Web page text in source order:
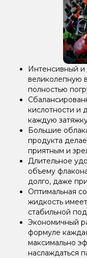
Интенсивный и
великолепную
полностью
кислотности и
каждую
Большие
продукта
приятным и
Длительное
объему
долго, даже
Оптимальная
жидкость
стабильной
Экономичный
формуле
максимально
наслаждаться